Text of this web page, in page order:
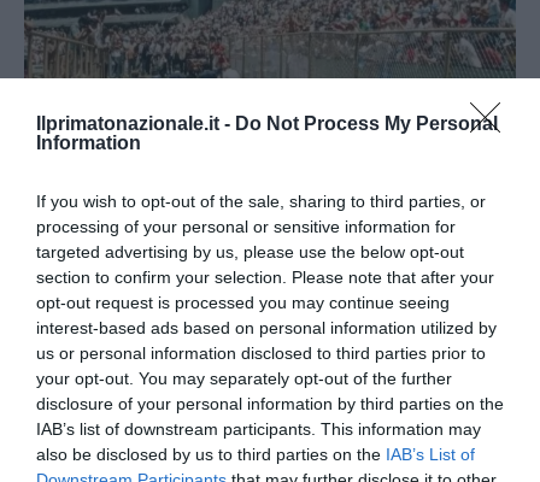
Ilprimatonazionale.it - Do Not Process My Personal
Information
If you wish to opt-out of the sale, sharing to third parties, or
processing of your personal or sensitive information for
targeted advertising by us, please use the below opt-out
section to confirm your selection. Please note that after your
opt-out request is processed you may continue seeing
interest-based ads based on personal information utilized by
us or personal information disclosed to third parties prior to
your opt-out. You may separately opt-out of the further
disclosure of your personal information by third parties on the
IAB’s list of downstream participants. This information may
also be disclosed by us to third parties on the IAB’s List of
Inghilterra-Argentina, molto più di una partita
15 Luglio 2026